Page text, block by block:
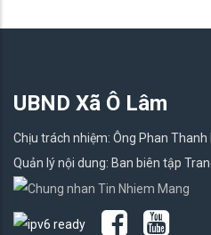
UBND Xã Ô Lâm
Chịu trách nhiệm: Ông Phan Thanh
Quản lý nội dung: Ban biên tập